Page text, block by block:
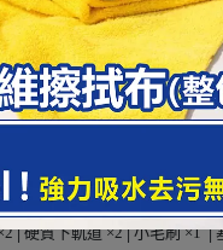
無聲
mm (2入) │L 黑色網布 -500 ×
3M雙面膠│端塞-ABS
硬質下軌道 ×2│小毛刷 ×1 │